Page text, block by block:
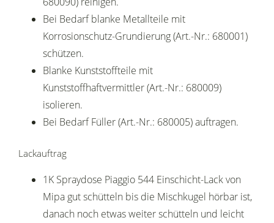
Bei Bedarf blanke Metallteile mit
Korrosionschutz-Grundierung (Art.-Nr.: 680001)
schützen.
Blanke Kunststoffteile mit
Kunststoffhaftvermittler (Art.-Nr.: 680009)
isolieren.
Bei Bedarf Füller (Art.-Nr.: 680005) auftragen.
Lackauftrag
1K Spraydose Piaggio 544 Einschicht-Lack von
Mipa gut schütteln bis die Mischkugel hörbar ist,
danach noch etwas weiter schütteln und leicht